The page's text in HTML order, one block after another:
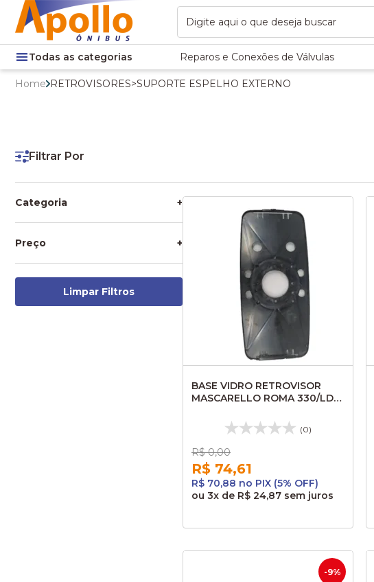
Todas as categorias Reparos e Conexões de Válvulas
Home RETROVISORES>SUPORTE ESPELHO EXTERNO
Filtrar Por
Categoria
+
Preço +
Limpar Filtros
BASE VIDRO RETROVISOR
MASCARELLO ROMA 330/LD
(0)
R$ 0,00
R$ 74,61
R$ 70,88 no PIX (5% OFF)
ou 3x de R$ 24,87 sem juros
-9%